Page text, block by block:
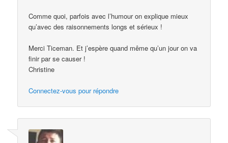
Comme quoi, parfois avec l’humour on explique mieux
qu’avec des raisonnements longs et sérieux !
Merci Ticeman. Et j’espère quand même qu’un jour on va
finir par se causer !
Christine
Connectez-vous pour répondre